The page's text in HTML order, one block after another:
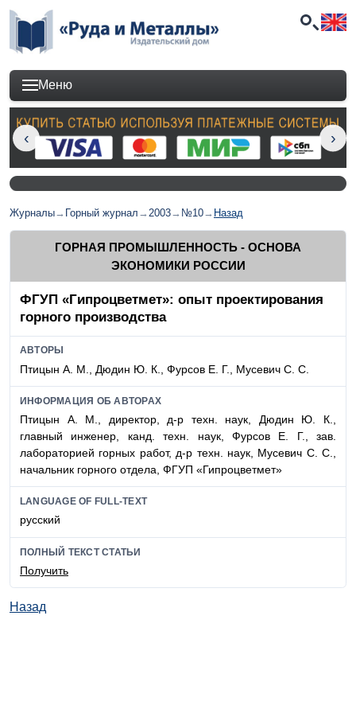
Меню
Журналы→ Горный журнал →2003→ №10→ Назад
ГОРНАЯ ПРОМЫШЛЕННОСТЬ - ОСНОВА
ЭКОНОМИКИ РОССИИ
ФГУП «Гипроцветмет»: опыт проектирования
горного производства
АВТОРЫ
Птицын А. М., Дюдин Ю. К., Фурсов Е. Г., Мусевич С. С.
ИНФОРМАЦИЯ ОБ АВТОРАХ
Птицын А. М., директор, д-р техн. наук, Дюдин Ю. К.,
главный инженер, канд. техн. наук, Фурсов Е. Г., зав.
лабораторией горных работ, д-р техн. наук, Мусевич С. С.,
начальник горного отдела, ФГУП «Гипроцветмет»
LANGUAGE OF FULL-TEXT
русский
ПОЛНЫЙ ТЕКСТ СТАТЬИ
Получить
Назад